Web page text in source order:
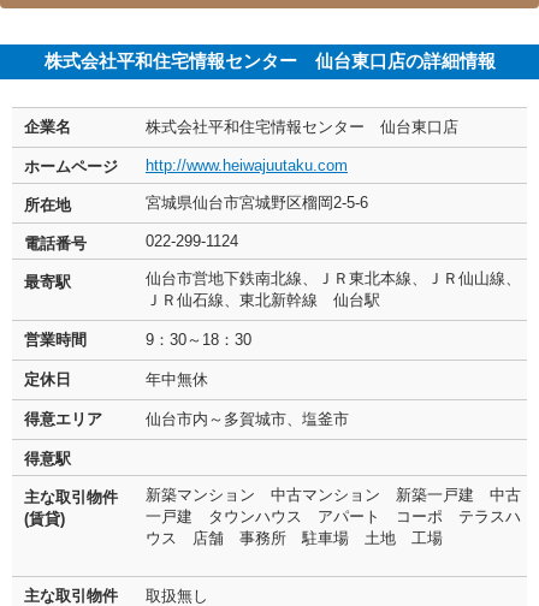
株式会社平和住宅情報センター 仙台東口店の詳細情報
企業名 株式会社平和住宅情報センター 仙台東口店
ホームページ http://www.heiwajuutaku.com
所在地 宮城県仙台市宮城野区榴岡2-5-6
電話番号 022-299-1124
最寄駅
仙台市営地下鉄南北線、ＪＲ東北本線、ＪＲ仙山線、
ＪＲ仙石線、東北新幹線 仙台駅
営業時間 9：30～18：30
定休日 年中無休
得意エリア 仙台市内～多賀城市、塩釜市
得意駅
主な取引物件
(賃貸)
新築マンション 中古マンション 新築一戸建 中古
一戸建 タウンハウス アパート コーポ テラスハ
ウス 店舗 事務所 駐車場 土地 工場
主な取引物件
取扱無し